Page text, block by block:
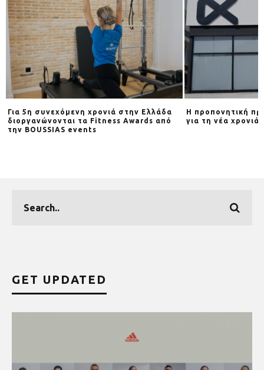
Για 5η συνεχόμενη χρονιά στην Ελλάδα
διοργανώνονται τα Fitness Awards από
την BOUSSIAS events
Η προπονητική
για τη νέα χρονιά
GET UPDATED